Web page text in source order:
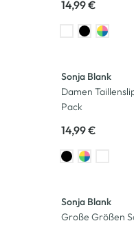
14,99 €
Sonja Blank
Damen
Pack
14,99 €
Sonja Blank
Große Größen